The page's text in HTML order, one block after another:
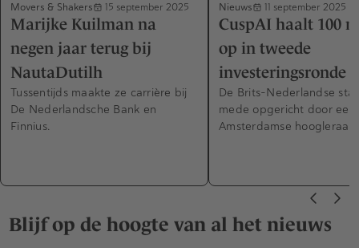
Movers & Shakers 15 september 2025
Marijke Kuilman na
negen jaar terug bij
NautaDutilh
Tussentijds maakte ze carrière bij
De Nederlandsche Bank en
Finnius.
Nieuws 11 september 2025
CuspAI haalt 100
op in tweede
investeringsronde
De Brits-Nederlandse
mede opgericht door een
Amsterdamse hoogleraar.
Blijf op de hoogte van al het nieuws